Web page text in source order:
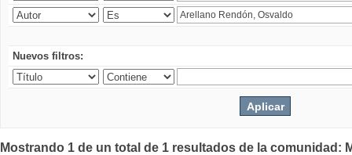
Nuevos filtros:
Mostrando 1 de un total de 1 resultados de la comunidad: